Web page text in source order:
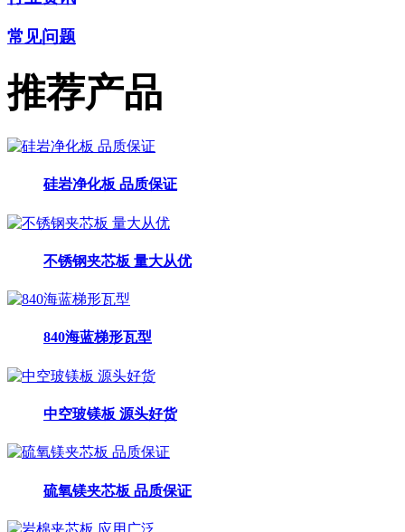
常见问题
推荐产品
硅岩净化板 品质保证
不锈钢夹芯板 量大从优
840海蓝梯形瓦型
中空玻镁板 源头好货
硫氧镁夹芯板 品质保证